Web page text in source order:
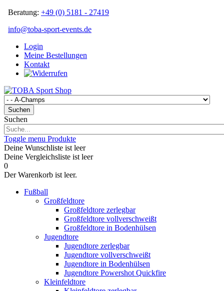
Beratung: +49 (0) 5181 - 27419
info@toba-sport-events.de
Login
Meine Bestellungen
Kontakt
Suchen
Suchen
Toggle menu Produkte
Deine Wunschliste ist leer
Deine Vergleichsliste ist leer
0
Der Warenkorb ist leer.
Fußball
Großfeldtore
Großfeldtore zerlegbar
Großfeldtore vollverschweißt
Großfeldtore in Bodenhülsen
Jugendtore
Jugendtore zerlegbar
Jugendtore vollverschweißt
Jugendtore in Bodenhülsen
Jugendtore Powershot Quickfire
Kleinfeldtore